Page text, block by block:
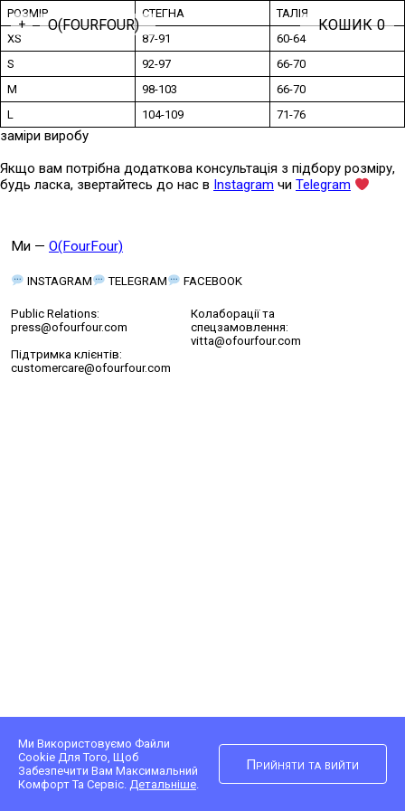
+ O(FOURFOUR) КОШИК 0
РОЗМІР СТЕГНА
ТАЛІЯ
XS
87-91
60-64
S
92-97
66-70
M
98-103
66-70
L
104-109 71-76
заміри виробу
Якщо вам потрібна додаткова консультація з підбору розміру,
будь ласка, звертайтесь до нас в Instagram чи Telegram
Ми — O(FourFour)
INSTAGRAM TELEGRAM FACEBOOK
Public Relations:
press@ofourfour.com
Колаборації та
спецзамовлення:
vitta@ofourfour.com
Підтримка клієнтів:
customercare@ofourfour.com
Ми Використовуємо Файли
Cookie Для Того, Щоб
Забезпечити Вам Максимальний
Комфорт Та Сервіс. Детальніше.
Прийняти та вийти